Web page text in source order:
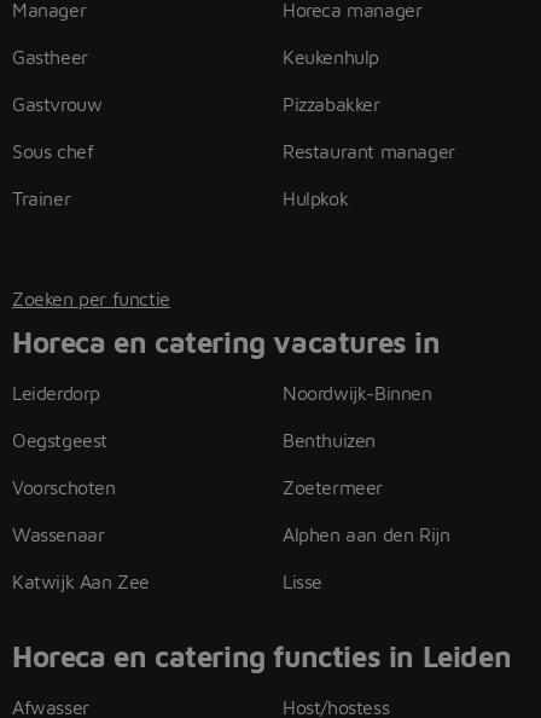
Manager
Gastheer
Gastvrouw
Sous chef
Trainer
Horeca manager
Keukenhulp
Pizzabakker
Restaurant manager
Hulpkok
Zoeken per functie
Horeca en catering vacatures in
Leiderdorp
Oegstgeest
Voorschoten
Wassenaar
Katwijk Aan Zee
Noordwijk-Binnen
Benthuizen
Zoetermeer
Alphen aan den Rijn
Lisse
Horeca en catering functies in Leiden
Afwasser Host/hostess